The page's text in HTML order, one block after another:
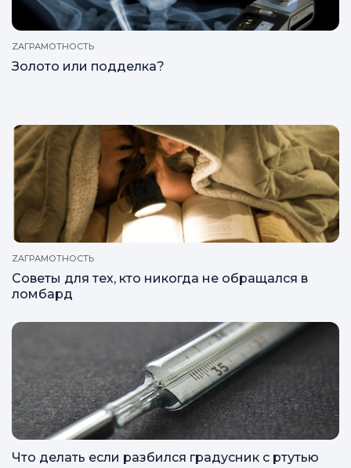
ZAГРАМОТНОСТЬ
Золото или подделка?
ZAГРАМОТНОСТЬ
Советы для тех, кто никогда не обращался в
ломбард
Что делать если разбился градусник с ртутью